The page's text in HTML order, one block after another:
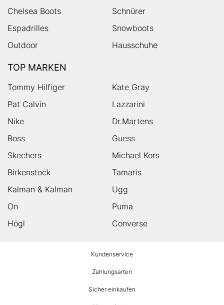
Chelsea Boots
Schnürer
Espadrilles
Snowboots
Outdoor
Hausschuhe
TOP MARKEN
Tommy Hilfiger
Kate Gray
Pat Calvin
Lazzarini
Nike
Dr.Martens
Boss
Guess
Skechers
Michael Kors
Birkenstock
Tamaris
Kalman & Kalman
Ugg
On
Puma
Högl
Converse
Kundenservice
Zahlungsarten
Sicher einkaufen